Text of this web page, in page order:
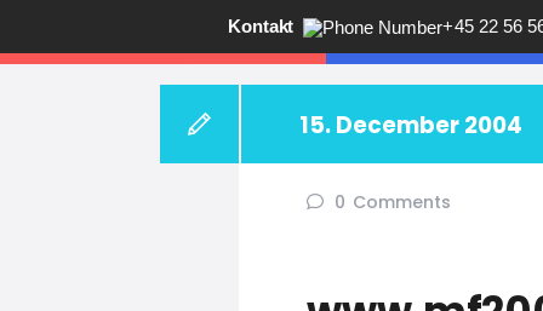
Kontakt +45 22 56
ANDY V.S.
Får du
15. December 2004
0 Comments